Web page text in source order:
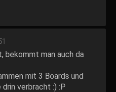
bekommt man auch da
mit 3 Boards und
verbracht :) :P